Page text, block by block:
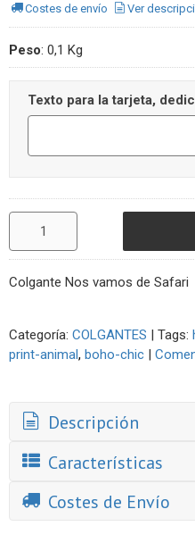
Costes de envío Ver
Peso: 0,1 Kg
Texto para la tarjeta,
Colgante Nos vamos de Safari
Categoría: COLGANTES | Tags:
print-animal boho-chic |
Descripción
Características
Costes de Envío